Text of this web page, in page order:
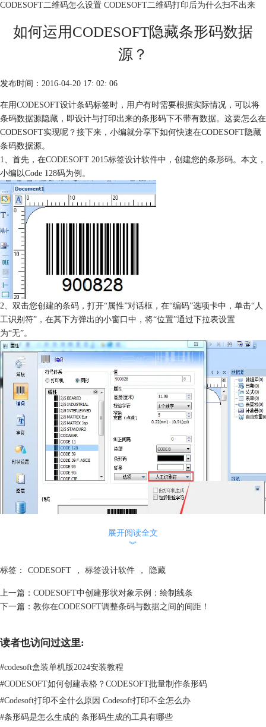
CODESOFT二维码怎么设置 CODESOFT二维码打印后为什么扫不出来
如何运用CODESOFT隐藏条形码数据
源？
发布时间：2016-04-20 17: 02: 06
在用CODESOFT设计条码标签时，用户有时需要根据实际情况，可以将
条码数据源隐藏，即设计与打印出来的条形码下不带有数据。这要怎么在
CODESOFT实现呢？接下来，小编就分享下如何快速在CODESOFT隐藏
条码数据源。
1、首先，在CODESOFT 2015标签设计软件中，创建您的条形码。本文，
小编以Code 128码为例。
2、双击您创建的条码，打开“属性”对话框，在“编码”选项卡中，单击“人
工识别符”，在其下方弹出的小窗口中，将“位置”通过下拉表设置
为“无”。
这就是运用CODESOFT隐藏条码数据源的方法，是不是很简单？快动手
展开阅读全文
︾
标签： CODESOFT ， 标签设计软件 ， 隐藏
上一篇： CODESOFT中创建形状对象示例：绘制线条
下一篇： 教你在CODESOFT调整条码与数据之间的间距！
读者也访问过这里:
#codesoft盒装单机版2024安装教程
#CODESOFT如何创建表格？CODESOFT批量制作条形码
#Codesoft打印不全什么原因 Codesoft打印不全怎么办
#条形码是怎么生成的 条形码生成的工具有哪些